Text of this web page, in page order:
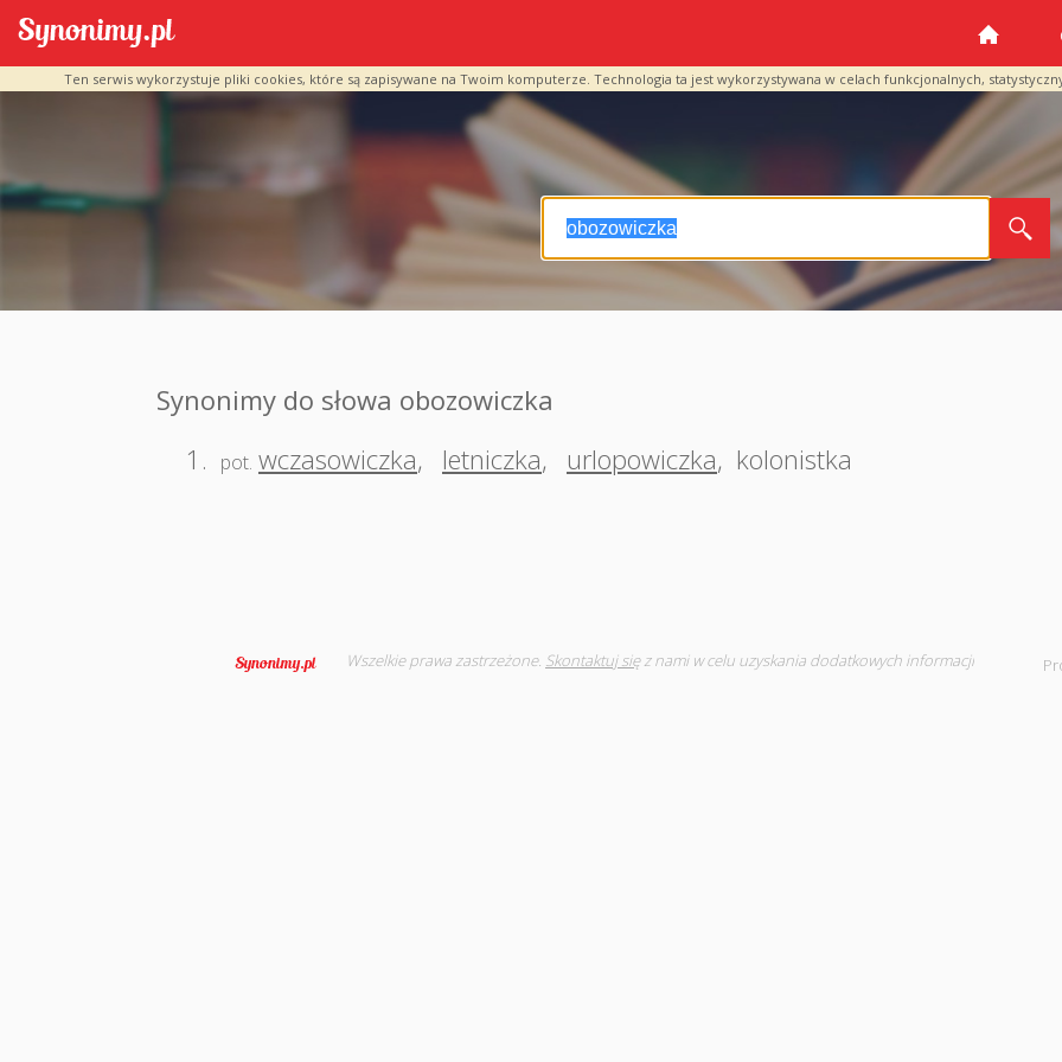
Ten serwis wykorzystuje pliki cookies, które są zapisywane na Twoim komputerze. Technologia ta jest wykorzystywana w celach funkcjonalnych,
Synonimy do słowa obozowiczka
1.
pot. wczasowiczka, letniczka, urlopowiczka, kolonistka
Wszelkie prawa zastrzeżone. Skontaktuj sięz nami w celu uzyskania dodatkowych informacji